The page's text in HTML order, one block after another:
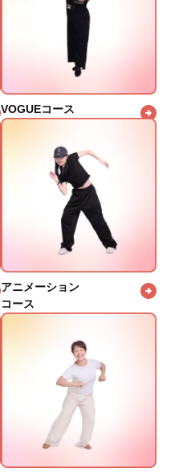
VOGUEコース
アニメーション
コース